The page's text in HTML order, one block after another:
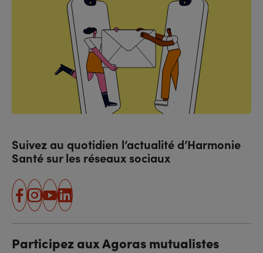
Suivez au quotidien l’actualité d’Harmonie
Santé sur les réseaux sociaux
facebook
instagram
youtube
linkedin
Participez aux Agoras mutualistes